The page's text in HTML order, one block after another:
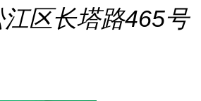
区长塔路465号